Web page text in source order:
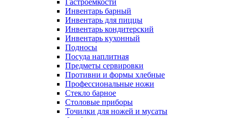
Гастроемкости
Инвентарь барный
Инвентарь для пиццы
Инвентарь кондитерский
Инвентарь кухонный
Подносы
Посуда наплитная
Предметы сервировки
Противни и формы хлебные
Профессиональные ножи
Стекло барное
Столовые приборы
Точилки для ножей и мусаты